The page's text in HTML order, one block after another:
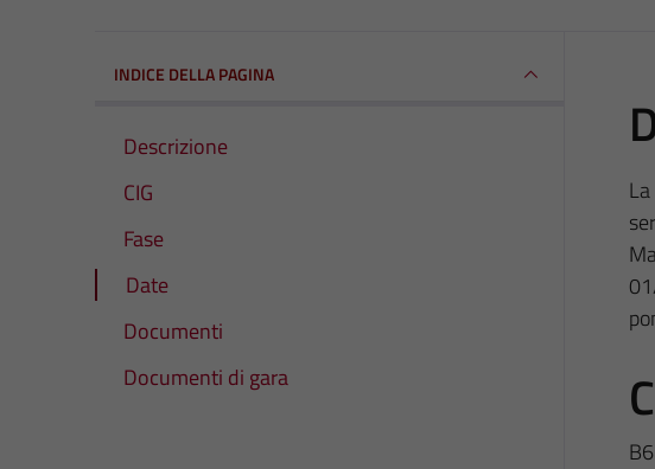
INDICE DELLA PAGINA
Descrizione
CIG
Fase
Date
Documenti
Documenti di gara